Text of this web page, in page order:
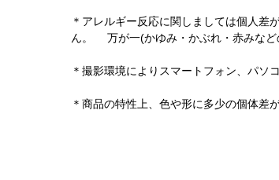
＊アレルギー反応に関しましては個人差
ん。 万が一(かゆみ・かぶれ・赤みなど
＊撮影環境によりスマートフォン、パソ
＊商品の特性上、色や形に多少の個体差